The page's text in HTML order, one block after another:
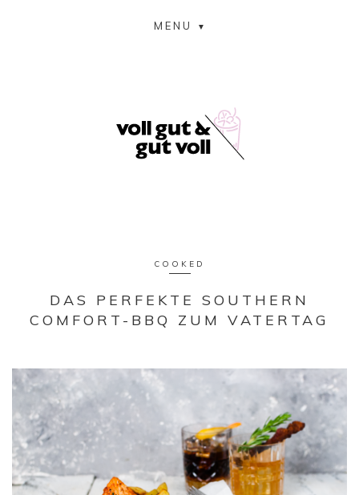
MENU
COOKED
DAS PERFEKTE SOUTHERN
COMFORT-BBQ ZUM VATERTAG